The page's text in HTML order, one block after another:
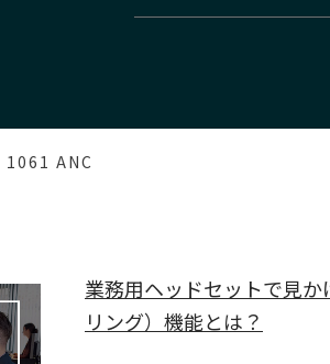
1061 ANC
業務用ヘッドセットで見
リング）機能とは？